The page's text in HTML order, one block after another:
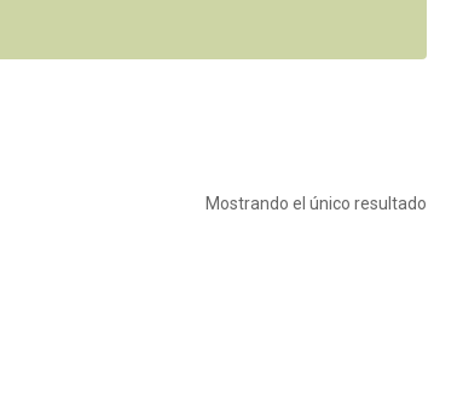
Mostrando el único resultado